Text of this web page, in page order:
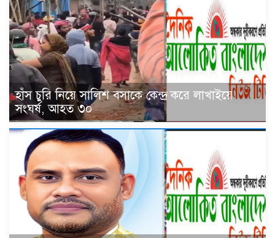
হাঁস চুরি নিয়ে সালিশ বসাকে কেন্দ্র করে লাখাইয়ে
সংঘর্ষ, আহত ৩০